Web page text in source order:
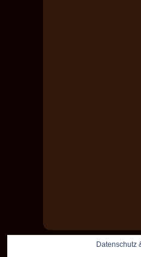
Datenschutz